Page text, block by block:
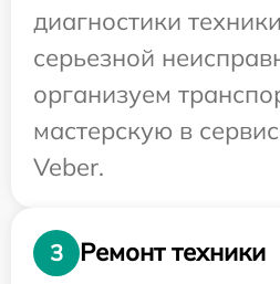
диагностики
серьезной
организуем
мастерскую в
Veber.
3
Ремонт техники